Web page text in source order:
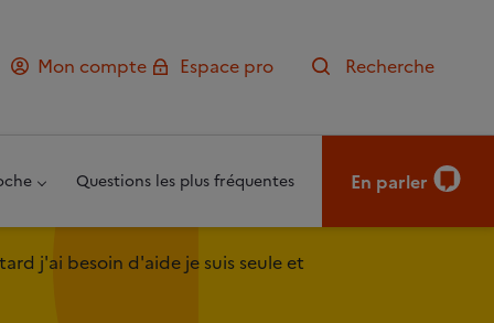
Mon compte
Espace pro Recherche
Questions les plus fréquentes En parler
j'ai besoin d'aide je suis seule et